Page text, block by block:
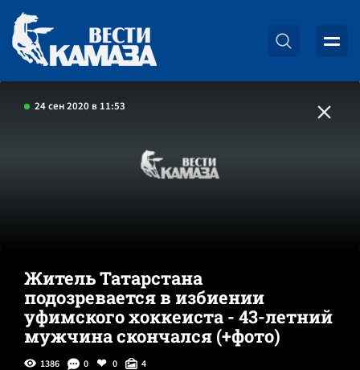
24 сен 2020 в 11:53
Житель Татарстана
подозревается в избиении
уфимского хоккеиста - 43-летний
мужчина скончался (+фото)
1386 0 0 4